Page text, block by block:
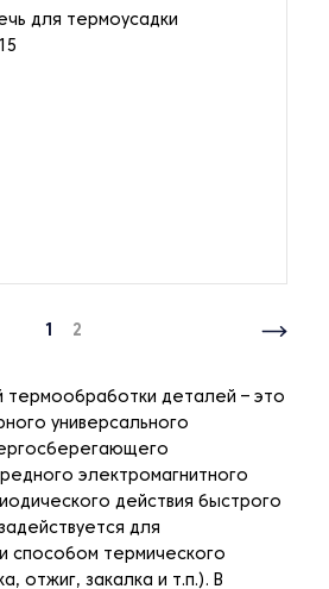
для термоусадки
1 2
термообработки деталей – это
универсального
электромагнитного
действия быстрого
для
способом термического
отжиг, закалка и т.п.). В